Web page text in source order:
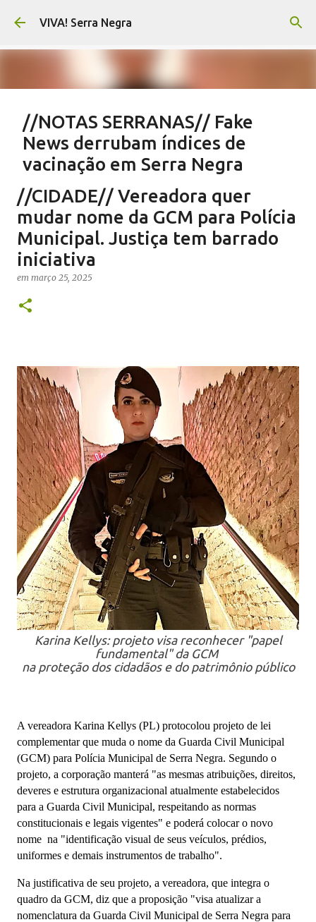
Pular para o conteúdo principal
VIVA! Serra Negra
//NOTAS SERRANAS// Fake
News derrubam índices de
vacinação em Serra Negra
SALETE SILVA SAÚDE SERRA NEGRA VACINAÇÃO SERRA NEGRA
VIVA! SERRA NEGRA NO AR
0
//CIDADE// Vereadora quer
mudar nome da GCM para Polícia
Municipal. Justiça tem barrado
iniciativa
em março 25, 2025
Karina Kellys: projeto visa reconhecer "papel
fundamental" da GCM
na proteção dos cidadãos e do patrimônio público
A vereadora Karina Kellys (PL) protocolou projeto de lei
complementar que muda o nome da Guarda Civil Municipal
(GCM) para Polícia Municipal de Serra Negra. Segundo o
projeto, a corporação manterá "as mesmas atribuições, direitos,
deveres e estrutura organizacional atualmente estabelecidos
para a Guarda Civil Municipal, respeitando as normas
constitucionais e legais vigentes" e poderá colocar o novo
nome na "identificação visual de seus veículos, prédios,
uniformes e demais instrumentos de trabalho".
Na justificativa de seu projeto, a vereadora, que integra o
quadro da GCM, diz que a proposição "visa atualizar a
nomenclatura da Guarda Civil Municipal de Serra Negra para